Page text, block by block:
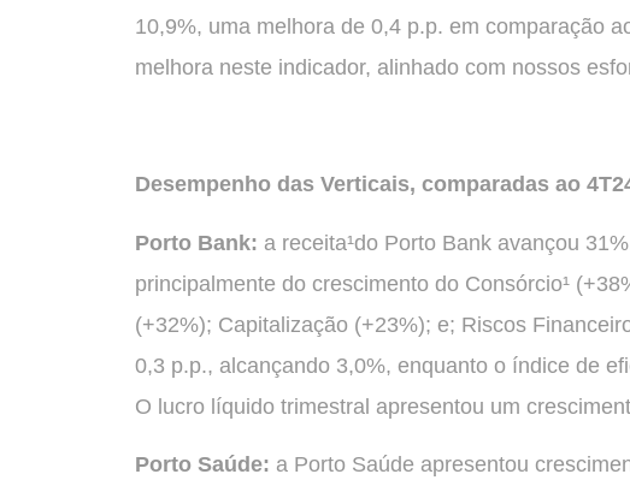
10,9%, uma melhora de 0,4 p.p. em comparação
melhora neste indicador, alinhado com nossos
Desempenho das Verticais, comparadas ao
Porto Bank: a receita¹do Porto Bank avançou
principalmente do crescimento do Consórcio¹
(+32%); Capitalização (+23%); e; Riscos
0,3 p.p., alcançando 3,0%, enquanto o índice de
O lucro líquido trimestral apresentou um
Porto Saúde: a Porto Saúde apresentou